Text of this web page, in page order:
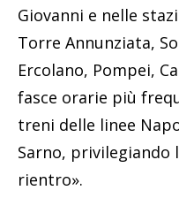
Giovanni e nelle
Torre Annunziata,
Ercolano, Pompei,
fasce orarie più
treni delle linee
Sarno, privilegiando
rientro».